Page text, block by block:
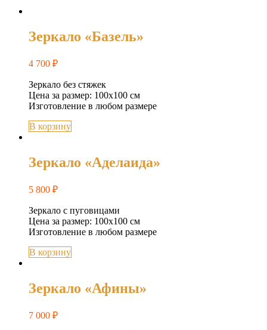
Зеркало «Базель»
4 700 ₽
Зеркало без стяжек
Цена за размер: 100х100 см
Изготовление в любом размере
В корзину
Зеркало «Аделаида»
5 800 ₽
Зеркало с пуговицами
Цена за размер: 100х100 см
Изготовление в любом размере
В корзину
Зеркало «Афины»
7 000 ₽